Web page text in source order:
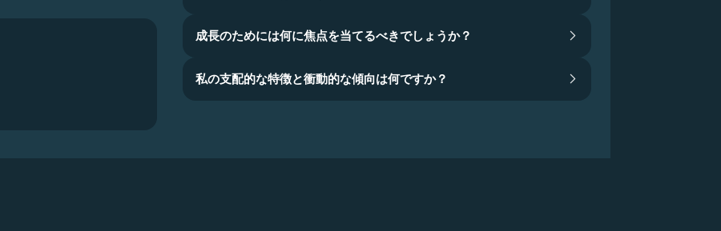
成長のためには何に焦点を当てるべきでしょうか？
私の支配的な特徴と衝動的な傾向は何ですか？